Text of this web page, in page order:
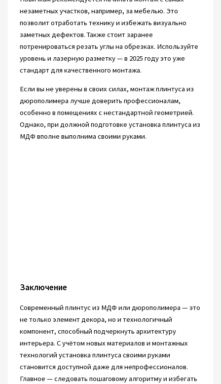
незаметных участков, например, за мебелью. Это
позволит отработать технику и избежать визуально
заметных дефектов. Также стоит заранее
потренироваться резать углы на обрезках. Используйте
уровень и лазерную разметку — в 2025 году это уже
стандарт для качественного монтажа.
Если вы не уверены в своих силах, монтаж плинтуса из
дюрополимера лучше доверить профессионалам,
особенно в помещениях с нестандартной геометрией.
Однако, при должной подготовке установка плинтуса из
МДФ вполне выполнима своими руками.
Заключение
Современный плинтус из МДФ или дюрополимера — это
не только элемент декора, но и технологичный
компонент, способный подчеркнуть архитектуру
интерьера. С учётом новых материалов и монтажных
технологий установка плинтуса своими руками
становится доступной даже для непрофессионалов.
Главное — следовать пошаговому алгоритму и избегать